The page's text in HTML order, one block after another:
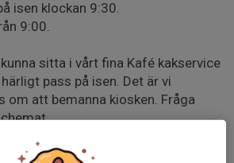
isen klockan 9:30.
9:00.
sitta i vårt fina Kafé kakservice
pass på isen. Det är vi
att bemanna kiosken. Fråga
men glöm inte pricka av er i